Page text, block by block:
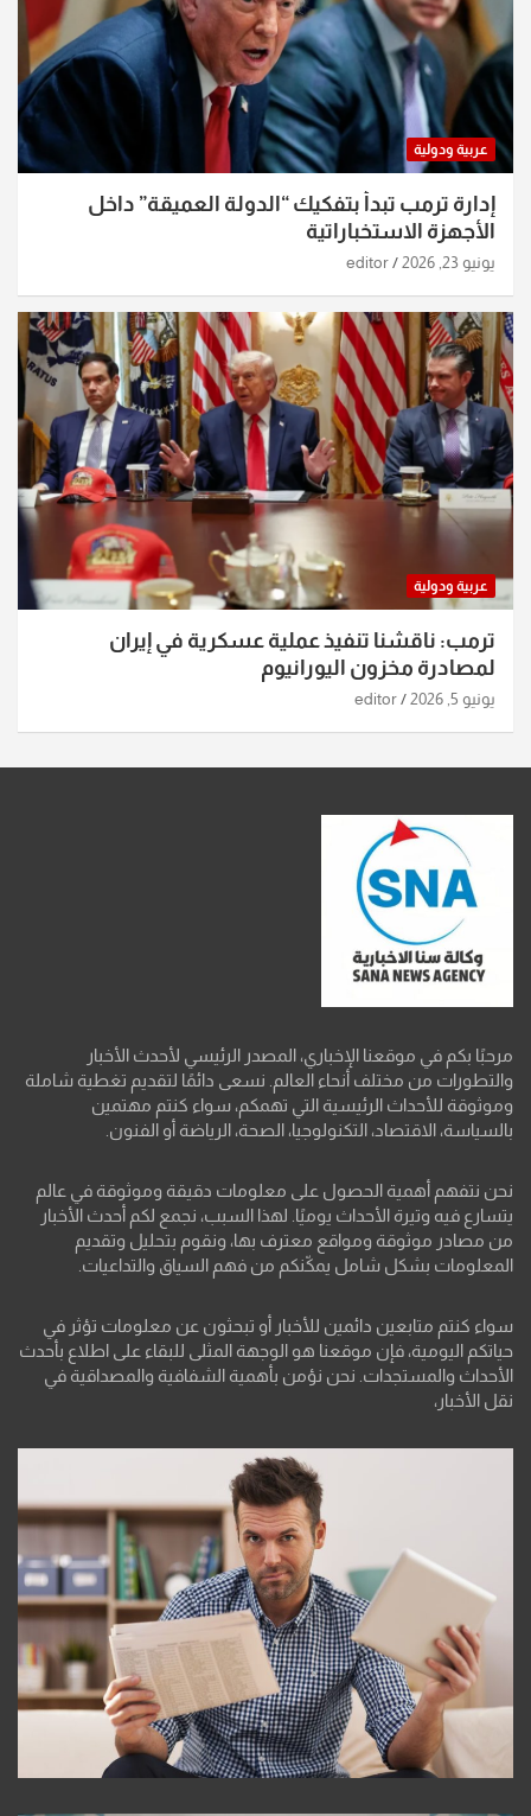
عربية ودولية
إدارة ترمب تبدأ بتفكيك “الدولة العميقة” داخل
الأجهزة الاستخباراتية
يونيو 23, 2026 editor
عربية ودولية
ترمب: ناقشنا تنفيذ عملية عسكرية في إيران
لمصادرة مخزون اليورانيوم
يونيو 5, 2026 editor
مرحبًا بكم في موقعنا الإخباري، المصدر الرئيسي لأحدث الأخبار
والتطورات من مختلف أنحاء العالم. نسعى دائمًا لتقديم تغطية شاملة
وموثوقة للأحداث الرئيسية التي تهمكم، سواء كنتم مهتمين
بالسياسة، الاقتصاد، التكنولوجيا، الصحة، الرياضة أو الفنون.
نحن نتفهم أهمية الحصول على معلومات دقيقة وموثوقة في عالم
يتسارع فيه وتيرة الأحداث يوميًا. لهذا السبب، نجمع لكم أحدث الأخبار
من مصادر موثوقة ومواقع معترف بها، ونقوم بتحليل وتقديم
المعلومات بشكل شامل يمكّنكم من فهم السياق والتداعيات.
سواء كنتم متابعين دائمين للأخبار أو تبحثون عن معلومات تؤثر في
حياتكم اليومية، فإن موقعنا هو الوجهة المثلى للبقاء على اطلاع بأحدث
الأحداث والمستجدات. نحن نؤمن بأهمية الشفافية والمصداقية في
نقل الأخبار،